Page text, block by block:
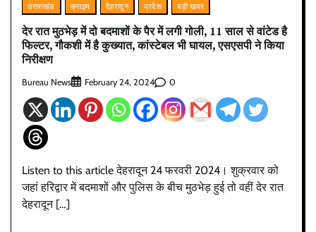
उत्तराखंड क्राइम देहरादून प्रदेश बड़ी खबर
देर रात मुठभेड़ में दो बदमाशों के पैर में लगी गोली, 11 साल से वांटेड है
फिल्टर, गौकशी में है कुख्यात, कांस्टेबल भी घायल, एसएसपी ने किया
निरीक्षण
Bureau News February 24, 2024 0
Listen to this article देहरादून 24 फरवरी 2024। शुक्रवार को
जहां हरिद्वार में बदमाशों और पुलिस के बीच मुठभेड़ हुई तो वहीं देर रात
देहरादून […]